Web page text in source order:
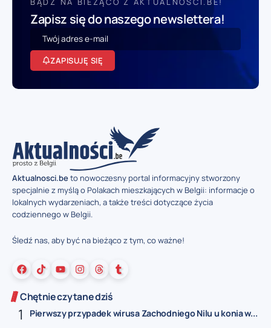
Zapisz się do naszego newslettera!
ZAPISUJĘ SIĘ
Aktualnosci.beto nowoczesny portal informacyjny stworzony
specjalnie z myślą o Polakach mieszkających w Belgii: informacje o
lokalnych wydarzeniach, a także treści dotyczące życia
codziennego w Belgii.
Śledź nas, aby być na bieżąco z tym, co ważne!
Chętnie czytane dziś
Pierwszy przypadek wirusa Zachodniego Nilu u konia w...